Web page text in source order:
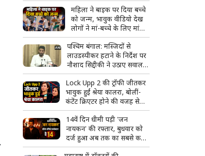
महिला ने बाइक पर दिया बच्चे
को जन्म, भावुक वीडियो देख
लोगों ने मां-बच्चे के लिए मांगी
दुआ
पश्चिम बंगाल: मस्जिदों से
लाउडस्पीकर हटाने के निर्देश पर
नौशाद सिद्दीकी ने उठाए सवाल,
बोले- लिखित में दें
Lock Upp 2 की ट्रॉफी जीतकर
भावुक हुईं श्रेया कालरा, बोलीं-
कंटेंट क्रिएटर होने की वजह से
मुझे कम समझा गया
14वें दिन धीमी पड़ी 'जन
नायकन' की रफ्तार, बुधवार को
दर्ज हुआ अब तक का सबसे कम
बॉक्स ऑफिस कलेक्शन